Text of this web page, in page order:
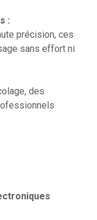
:
précision, ces
sans effort ni
des